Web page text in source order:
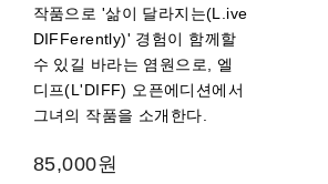
작품으로 '삶이 달라지는(L.ive
DIFFerently)' 경험이 함께할
수 있길 바라는 염원으로, 엘
디프(L'DIFF) 오픈에디션에서
그녀의 작품을 소개한다.
85,000원